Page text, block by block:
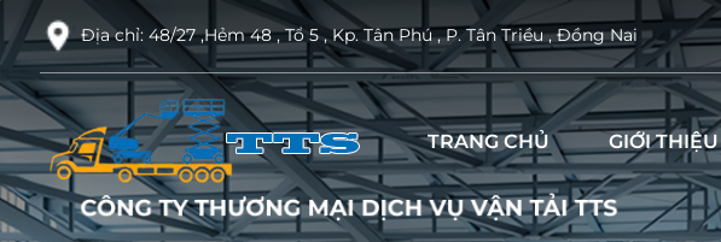
Địa chỉ: 48/27 ,Hẻm 48 , Tổ 5 , Kp. Tân Phú , P. Tân Triều , Đồng Nai
TRANG CHỦ GIỚI THIỆU